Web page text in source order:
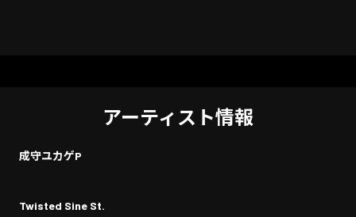
アーティスト情報
成守ユカゲP
Twisted Sine St.